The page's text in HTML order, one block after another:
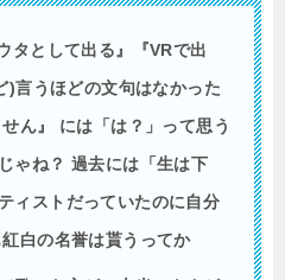
タ として出る』『VRで出
)言うほどの文句はなかった
ん』 には「は？」って思う
ゃね？ 過去には「生は下
ィストだっていたのに自分
白の名誉は貰うってか